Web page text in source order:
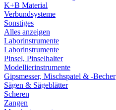
K+B Material
Verbundsysteme
Sonstiges
Alles anzeigen
Laborinstrumente
Laborinstrumente
Pinsel, Pinselhalter
Modellierinstrumente
Gipsmesser, Mischspatel & -Becher
Sägen & Sägeblätter
Scheren
Zangen